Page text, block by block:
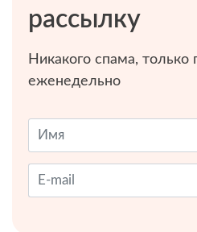
рассылку
Никакого спама, только
еженедельно